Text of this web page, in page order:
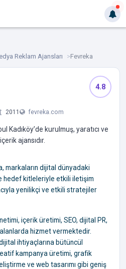
Reklam Ajansları Fevreka
4.8
2011 fevreka.com
Kadıköy’de kurulmuş, yaratıcı ve
ajansıdır.
markaların dijital dünyadaki
hedef kitleleriyle etkili iletişim
yenilikçi ve etkili stratejiler
içerik üretimi, SEO, dijital PR,
hizmet vermektedir.
ihtiyaçlarına bütüncül
kampanya üretimi, grafik
ve web tasarımı gibi geniş